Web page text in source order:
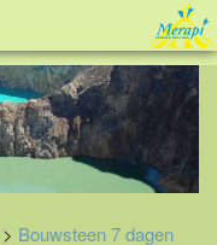
Tel: 088 - 81 11 999
> Bouwsteen 7 dagen